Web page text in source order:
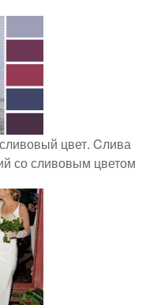
цвет. Cлива
со сливовым цветом